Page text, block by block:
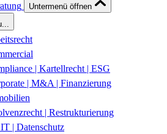
Untermenü öffnen
| Kartellrecht | ESG
| M&A | Finanzierung
| Restrukturierung
| Datenschutz